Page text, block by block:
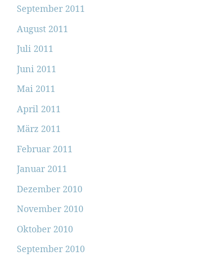
September 2011
August 2011
Juli 2011
Juni 2011
Mai 2011
April 2011
März 2011
Februar 2011
Januar 2011
Dezember 2010
November 2010
Oktober 2010
September 2010